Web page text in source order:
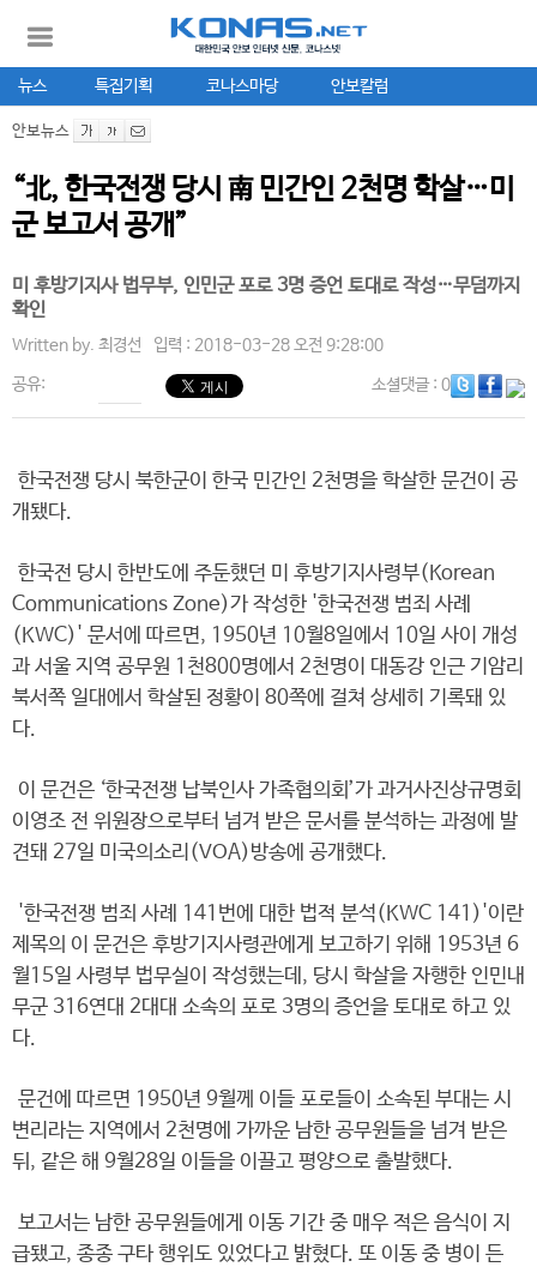
뉴스 특집기획 코나스마당 안보칼럼
안보뉴스
“北, 한국전쟁 당시 南 민간인 2천명 학살…미
군 보고서 공개”
미 후방기지사 법무부, 인민군 포로 3명 증언 토대로 작성…무덤까지
확인
Written by. 최경선 입력 : 2018-03-28 오전 9:28:00
공유: 소셜댓글: 0
한국전쟁 당시 북한군이 한국 민간인 2천명을 학살한 문건이 공
개됐다.
한국전 당시 한반도에 주둔했던 미 후방기지사령부(Korean
Communications Zone)가 작성한 '한국전쟁 범죄 사례
(KWC)' 문서에 따르면, 1950년 10월8일에서 10일 사이 개성
과 서울 지역 공무원 1천800명에서 2천명이 대동강 인근 기암리
북서쪽 일대에서 학살된 정황이 80쪽에 걸쳐 상세히 기록돼 있
다.
이 문건은 ‘한국전쟁 납북인사 가족협의회’가 과거사진상규명회
이영조 전 위원장으로부터 넘겨 받은 문서를 분석하는 과정에 발
견돼 27일 미국의소리(VOA)방송에 공개했다.
'한국전쟁 범죄 사례 141번에 대한 법적 분석(KWC 141)'이란
제목의 이 문건은 후방기지사령관에게 보고하기 위해 1953년 6
월15일 사령부 법무실이 작성했는데, 당시 학살을 자행한 인민내
무군 316연대 2대대 소속의 포로 3명의 증언을 토대로 하고 있
다.
문건에 따르면 1950년 9월께 이들 포로들이 소속된 부대는 시
변리라는 지역에서 2천명에 가까운 남한 공무원들을 넘겨 받은
뒤, 같은 해 9월28일 이들을 이끌고 평양으로 출발했다.
보고서는 남한 공무원들에게 이동 기간 중 매우 적은 음식이 지
급됐고, 종종 구타 행위도 있었다고 밝혔다. 또 이동 중 병이 든